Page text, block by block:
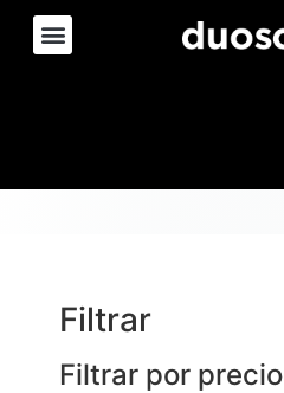
Filtrar
Filtrar por precio